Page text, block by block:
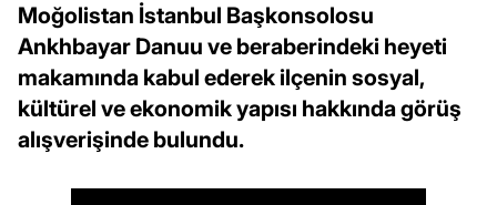
Moğolistan İstanbul Başkonsolosu
Ankhbayar Danuu ve beraberindeki heyeti
makamında kabul ederek ilçenin sosyal,
kültürel ve ekonomik yapısı hakkında görüş
alışverişinde bulundu.